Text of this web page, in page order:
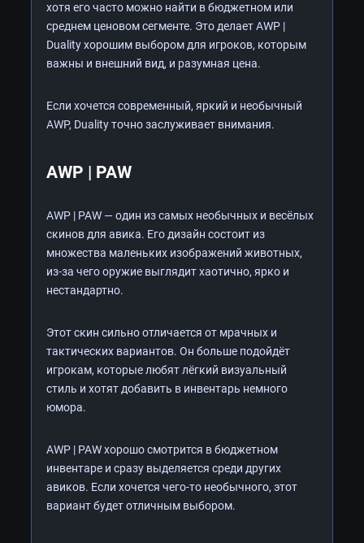
хотя его часто можно найти в бюджетном или
среднем ценовом сегменте. Это делает AWP |
Duality хорошим выбором для игроков, которым
важны и внешний вид, и разумная цена.
Если хочется современный, яркий и необычный
AWP, Duality точно заслуживает внимания.
AWP | PAW
AWP | PAW — один из самых необычных и весёлых
скинов для авика. Его дизайн состоит из
множества маленьких изображений животных,
из-за чего оружие выглядит хаотично, ярко и
нестандартно.
Этот скин сильно отличается от мрачных и
тактических вариантов. Он больше подойдёт
игрокам, которые любят лёгкий визуальный
стиль и хотят добавить в инвентарь немного
юмора.
AWP | PAW хорошо смотрится в бюджетном
инвентаре и сразу выделяется среди других
авиков. Если хочется чего-то необычного, этот
вариант будет отличным выбором.